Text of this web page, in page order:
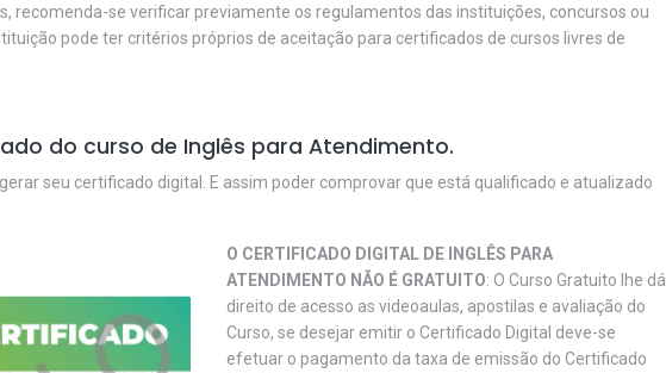
recomenda-se verificar previamente os regulamentos das instituições, concursos ou
pode ter critérios próprios de aceitação para certificados de cursos livres de
do curso de Inglês para Atendimento.
seu certificado digital. E assim poder comprovar que está qualificado e atualizado
O CERTIFICADO DIGITAL DE INGLÊS PARA
ATENDIMENTO NÃO É GRATUITO: O Curso Gratuito lhe dá
direito de acesso as videoaulas, apostilas e avaliação do
Curso, se desejar emitir o Certificado Digital deve-se
efetuar o pagamento da taxa de emissão do Certificado